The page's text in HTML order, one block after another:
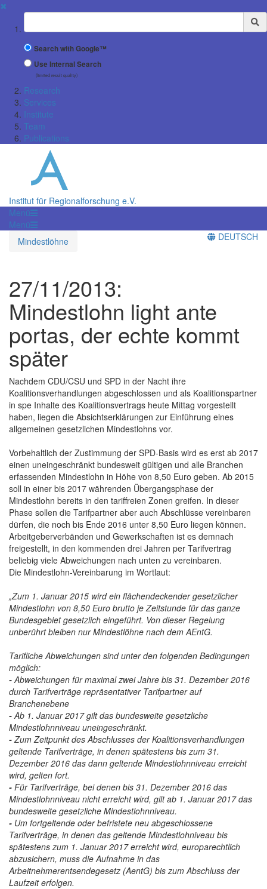
✖
Suchbegriff
Search with Google™
Use Internal Search
(limited result quality)
Research
Services
Institute
Team
Publications
Institut für Regionalforschung e.V.
Menü
Menü
Mindestlöhne
DEUTSCH
27/11/2013:
Mindestlohn light ante
portas, der echte kommt
später
Nachdem CDU/CSU und SPD in der Nacht ihre
Koalitionsverhandlungen abgeschlossen und als Koalitionspartner
in spe Inhalte des Koalitionsvertrags heute Mittag vorgestellt
haben, liegen die Absichtserklärungen zur Einführung eines
allgemeinen gesetzlichen Mindestlohns vor.
Vorbehaltlich der Zustimmung der SPD-Basis wird es erst ab 2017
einen uneingeschränkt bundesweit gültigen und alle Branchen
erfassenden Mindestlohn in Höhe von 8,50 Euro geben. Ab 2015
soll in einer bis 2017 währenden Übergangsphase der
Mindestlohn bereits in den tariffreien Zonen greifen. In dieser
Phase sollen die Tarifpartner aber auch Abschlüsse vereinbaren
dürfen, die noch bis Ende 2016 unter 8,50 Euro liegen können.
Arbeitgeberverbänden und Gewerkschaften ist es demnach
freigestellt, in den kommenden drei Jahren per Tarifvertrag
beliebig viele Abweichungen nach unten zu vereinbaren.
Die Mindestlohn-Vereinbarung im Wortlaut:
„Zum 1. Januar 2015 wird ein flächendeckender gesetzlicher
Mindestlohn von 8,50 Euro brutto je Zeitstunde für das ganze
Bundesgebiet gesetzlich eingeführt. Von dieser Regelung
unberührt bleiben nur Mindestlöhne nach dem AEntG.
Tarifliche Abweichungen sind unter den folgenden Bedingungen
möglich:
- Abweichungen für maximal zwei Jahre bis 31. Dezember 2016
durch Tarifverträge repräsentativer Tarifpartner auf
Branchenebene
- Ab 1. Januar 2017 gilt das bundesweite gesetzliche
Mindestlohnniveau uneingeschränkt.
- Zum Zeitpunkt des Abschlusses der Koalitionsverhandlungen
geltende Tarifverträge, in denen spätestens bis zum 31.
Dezember 2016 das dann geltende Mindestlohnniveau erreicht
wird, gelten fort.
- Für Tarifverträge, bei denen bis 31. Dezember 2016 das
Mindestlohnniveau nicht erreicht wird, gilt ab 1. Januar 2017 das
bundesweite gesetzliche Mindestlohnniveau.
- Um fortgeltende oder befristete neu abgeschlossene
Tarifverträge, in denen das geltende Mindestlohniveau bis
spätestens zum 1. Januar 2017 erreicht wird, europarechtlich
abzusichern, muss die Aufnahme in das
Arbeitnehmerentsendegesetz (AentG) bis zum Abschluss der
Laufzeit erfolgen.